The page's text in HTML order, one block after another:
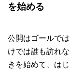
を始める
公開はゴールで
けでは誰も訪れ
きを始めて、は